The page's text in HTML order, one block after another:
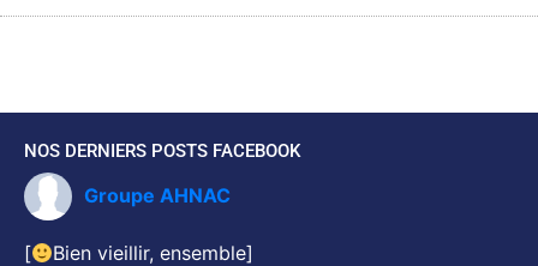
NOS DERNIERS POSTS FACEBOOK
Groupe AHNAC
[
Bien vieillir, ensemble]